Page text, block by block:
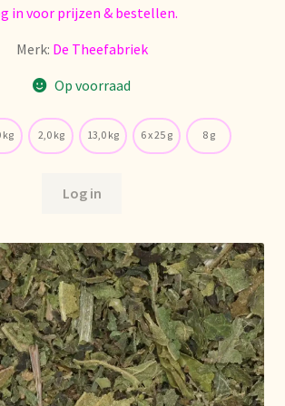
time
in voor prijzen & bestellen.
Merk: De Theefabriek
Op voorraad
kg 2,0 kg 13,0 kg 6 x 25 g 8 g
Log in